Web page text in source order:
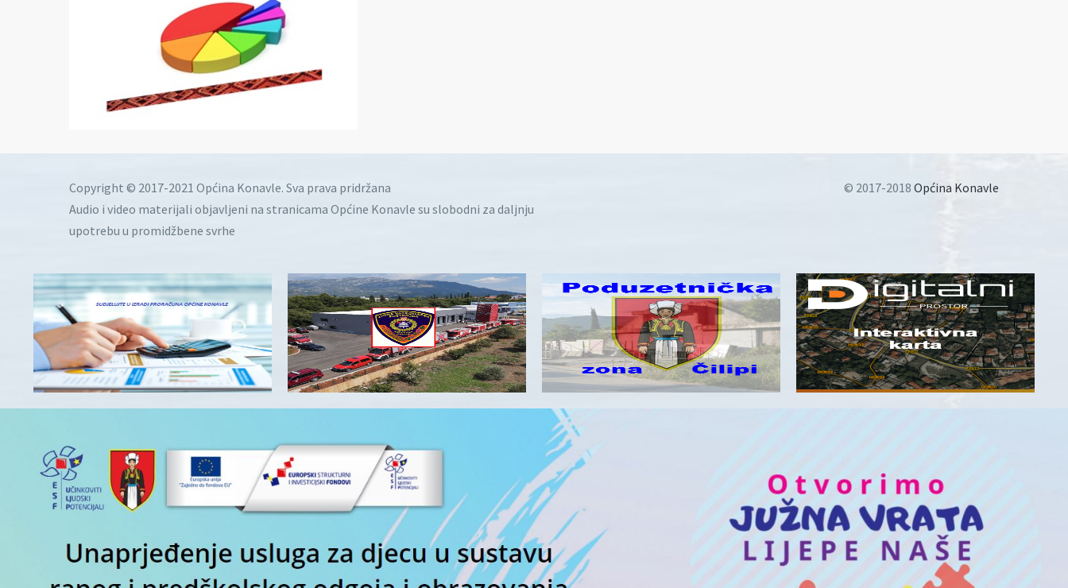
Copyright © 2017-2021 Općina Konavle. Sva prava pridržana
Audio i video materijali objavljeni na stranicama Općine Konavle su slobodni za daljnju
upotrebu u promidžbene svrhe
© 2017-2018 Općina Konavle